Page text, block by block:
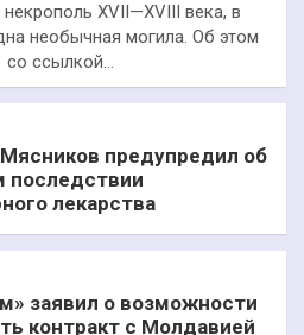
XVII—XVIII века, в
необычная могила. Об этом
со ссылкой…
предупредил об
последствии
лекарства
заявил о возможности
контракт с Молдавией